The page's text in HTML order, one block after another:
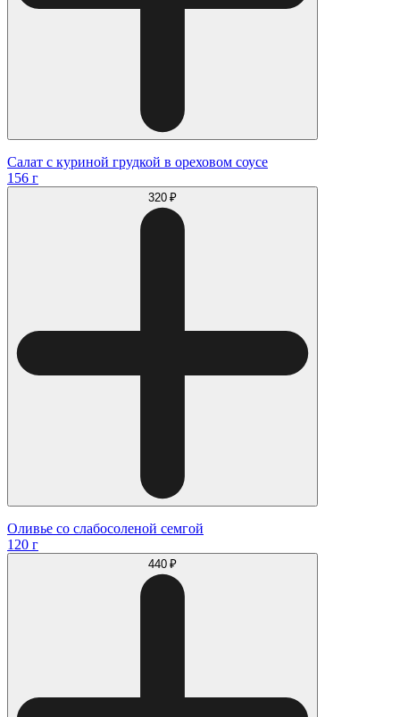
Салат с куриной грудкой в ореховом соусе
156 г
320 ₽
Оливье со слабосоленой семгой
120 г
440 ₽